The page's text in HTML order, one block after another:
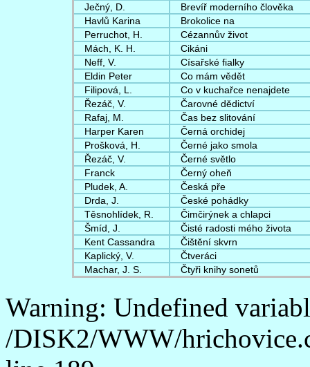
Ječný, D.
Brevíř moderního člověka
Havlů Karina
Brokolice na
Perruchot, H.
Cézannův život
Mách, K. H.
Cikáni
Neff, V.
Císařské fialky
Eldin Peter
Co mám vědět
Filipová, L.
Co v kuchařce nenajdete
Řezáč, V.
Čarovné dědictví
Rafaj, M.
Čas bez slitování
Harper Karen
Černá orchidej
Prošková, H.
Černé jako smola
Řezáč, V.
Černé světlo
Franck
Černý oheň
Pludek, A.
Česká pře
Drda, J.
České pohádky
Těsnohlídek, R.
Čimčirýnek a chlapci
Šmíd, J.
Čisté radosti mého života
Kent Cassandra
Čištění skvrn
Kaplický, V.
Čtveráci
Machar, J. S.
Čtyři knihy sonetů
Warning: Undefined
/DISK2/WWW/